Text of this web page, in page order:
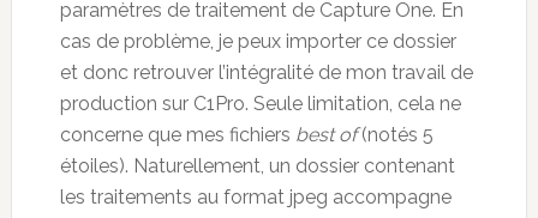
paramètres de traitement de Capture One. En
cas de problème, je peux importer ce dossier
et donc retrouver l’intégralité de mon travail de
production sur C1Pro. Seule limitation, cela ne
concerne que mes fichiers best of(notés 5
étoiles). Naturellement, un dossier contenant
les traitements au format jpeg accompagne